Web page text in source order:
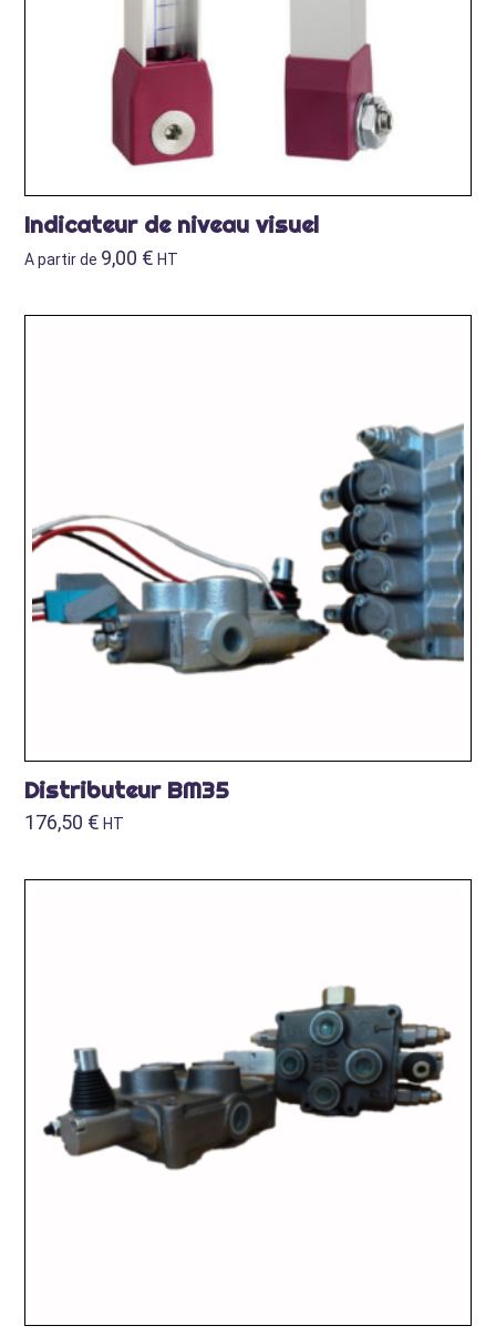
Indicateur de niveau visuel
A partir de 9,00 € HT
Distributeur BM35
176,50 € HT